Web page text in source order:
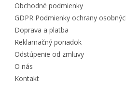
Obchodné podmienky
GDPR Podmienky ochrany
Doprava a platba
Reklamačný poriadok
Odstúpenie od zmluvy
O nás
Kontakt